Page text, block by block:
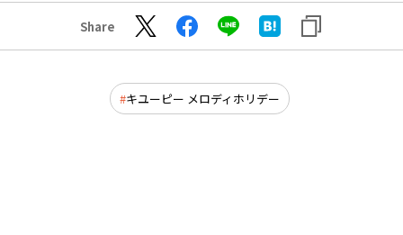
Share
キユーピー メロディホリデー